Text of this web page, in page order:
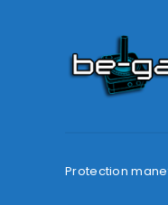
Protection